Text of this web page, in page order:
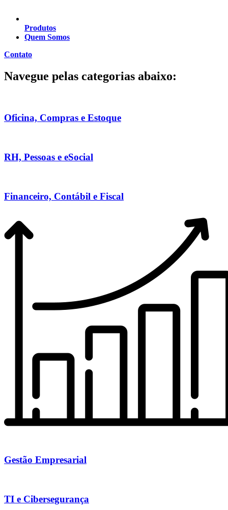
Produtos
Quem Somos
Contato
Navegue pelas categorias abaixo:
Oficina, Compras e Estoque
RH, Pessoas e eSocial
Financeiro, Contábil e Fiscal
Gestão Empresarial
TI e Cibersegurança